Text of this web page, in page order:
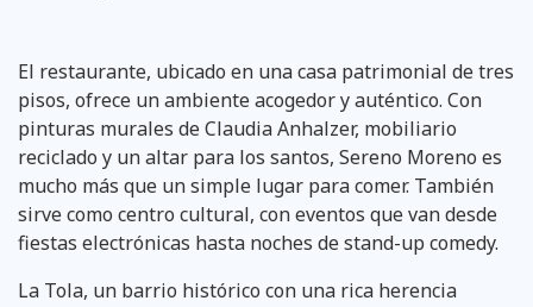
El restaurante, ubicado en una casa patrimonial de tres
pisos, ofrece un ambiente acogedor y auténtico. Con
pinturas murales de Claudia Anhalzer, mobiliario
reciclado y un altar para los santos, Sereno Moreno es
mucho más que un simple lugar para comer. También
sirve como centro cultural, con eventos que van desde
fiestas electrónicas hasta noches de stand-up comedy.
La Tola, un barrio histórico con una rica herencia